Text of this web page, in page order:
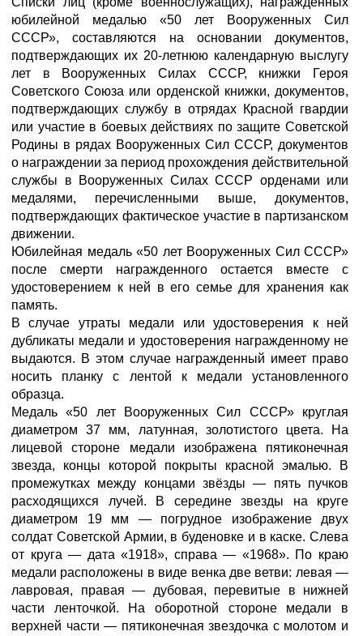
юбилейной медалью «50 лет Вооруженных Сил
СССР», составляются на основании документов,
подтверждающих их 20-летнюю календарную выслугу
лет в Вооруженных Силах СССР, книжки Героя
Советского Союза или орденской книжки, документов,
подтверждающих службу в отрядах Красной гвардии
или участие в боевых действиях по защите Советской
Родины в рядах Вооруженных Сил СССР, документов
о награждении за период прохождения действительной
службы в Вооруженных Силах СССР орденами или
медалями, перечисленными выше, документов,
подтверждающих фактическое участие в партизанском
движении.
Юбилейная медаль «50 лет Вооруженных Сил СССР»
после смерти награжденного остается вместе с
удостоверением к ней в его семье для хранения как
память.
В случае утраты медали или удостоверения к ней
дубликаты медали и удостоверения награжденному не
выдаются. В этом случае награжденный имеет право
носить планку с лентой к медали установленного
образца.
Медаль «50 лет Вооруженных Сил СССР» круглая
диаметром 37 мм, латунная, золотистого цвета. На
лицевой стороне медали изображена пятиконечная
звезда, концы которой покрыты красной эмалью. В
промежутках между концами звёзды — пять пучков
расходящихся лучей. В середине звезды на круге
диаметром 19 мм — погрудное изображение двух
солдат Советской Армии, в буденовке и в каске. Слева
от круга — дата «1918», справа — «1968». По краю
медали расположены в виде венка две ветви: левая —
лавровая, правая — дубовая, перевитые в нижней
части ленточкой. На оборотной стороне медали в
верхней части — пятиконечная звездочка с молотом и